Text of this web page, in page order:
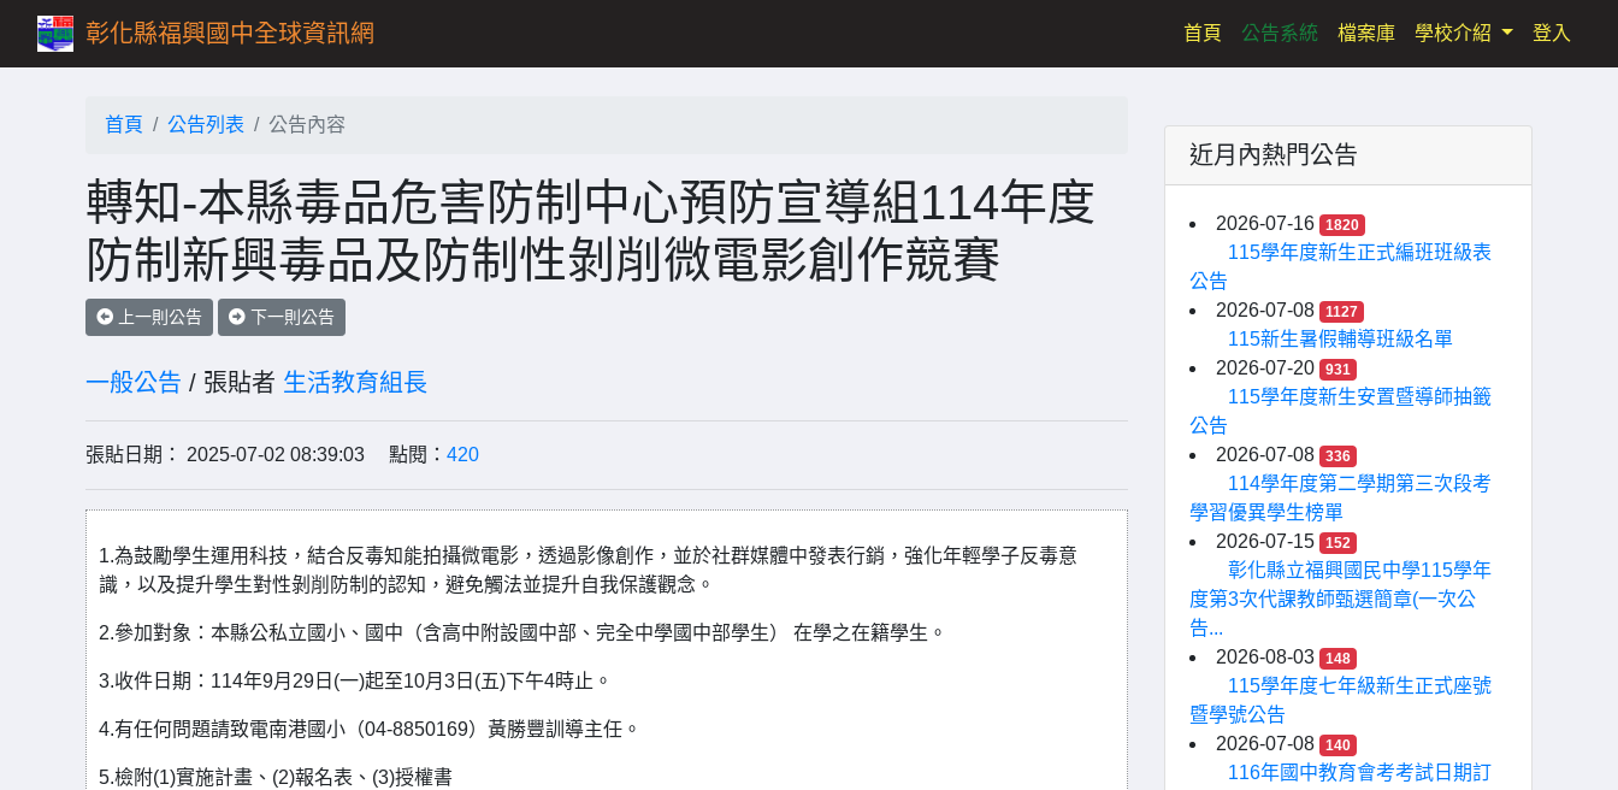
彰化縣福興國中全球資訊網 首頁 (current)
公告系統 檔案庫 學校介紹 登入
首頁 公告列表 公告內容
轉知-本縣毒品危害防制中心預防宣導組114年度
防制新興毒品及防制性剝削微電影創作競賽
上一則公告 下一則公告
一般公告 / 張貼者 生活教育組長
張貼日期： 2025-07-02 08:39:03 點閱： 420
1.為鼓勵學生運用科技，結合反毒知能拍攝微電影，透過影像創作，並於社群媒體中發表行銷，強化年輕學子反毒意
識，以及提升學生對性剝削防制的認知，避免觸法並提升自我保護觀念。
2.參加對象：本縣公私立國小、國中（含高中附設國中部、完全中學國中部學生） 在學之在籍學生。
3.收件日期：114年9月29日(一)起至10月3日(五)下午4時止。
4.有任何問題請致電南港國小（04-8850169）黃勝豐訓導主任。
5.檢附(1)實施計畫、(2)報名表、(3)授權書
近月內熱門公告
2026-07-16 1820
115學年度新生正式編班班級表
公告
2026-07-08
1127
115新生暑假輔導班級名單
2026-07-20
931
115學年度新生安置暨導師抽籤
公告
2026-07-08
336
114學年度第二學期第三次段考
學習優異學生榜單
2026-07-15
152
彰化縣立福興國民中學115學年
度第3次代課教師甄選簡章(一次公
告...
2026-08-03
148
115學年度七年級新生正式座號
暨學號公告
2026-07-08
140
116年國中教育會考考試日期訂